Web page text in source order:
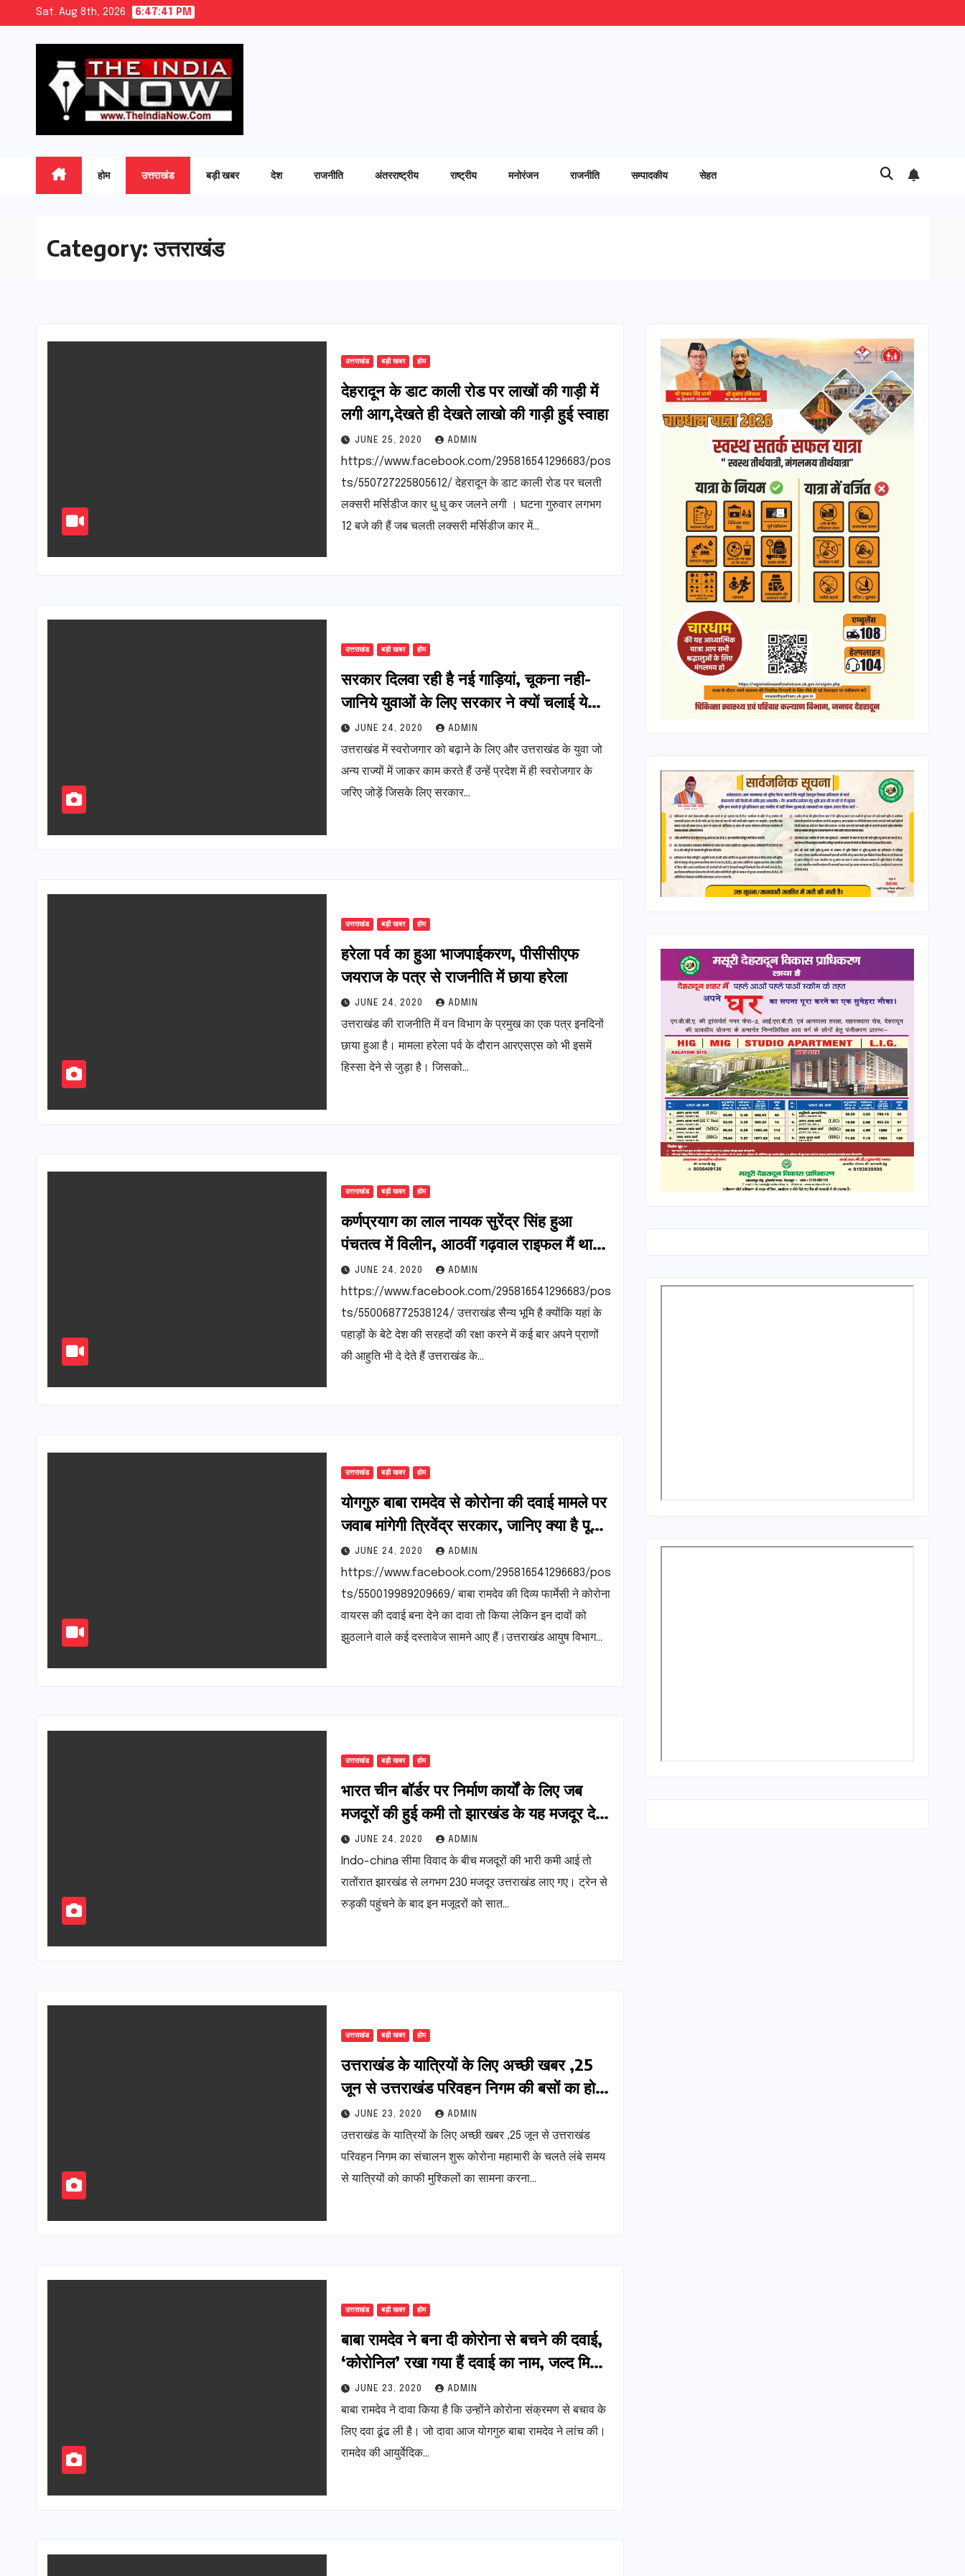
Sat. Aug 8th, 2026 6:47:42 PM
होम उत्तराखंड बड़ी खबर देश राजनीति अंतरराष्ट्रीय राष्ट्रीय मनोरंजन राजनीति सम्पादकीय सेहत
Category:उत्तराखंड
उत्तराखंड बड़ी खबर होम
देहरादून के डाट काली रोड पर लाखों की गाड़ी में
लगी आग,देखते ही देखते लाखो की गाड़ी हुई स्वाहा
JUNE 25, 2020 ADMIN
https://www.facebook.com/295816541296683/pos
ts/550727225805612/ देहरादून के डाट काली रोड पर चलती
लक्सरी मर्सिडीज कार धु धु कर जलने लगी । घटना गुरुवार लगभग
12 बजे की हैं जब चलती लक्सरी मर्सिडीज कार में…
उत्तराखंड बड़ी खबर होम
सरकार दिलवा रही है नई गाड़ियां, चूकना नही-
जानिये युवाओं के लिए सरकार ने क्यों चलाई ये
योजना
JUNE 24, 2020 ADMIN
उत्तराखंड में स्वरोजगार को बढ़ाने के लिए और उत्तराखंड के युवा जो
अन्य राज्यों में जाकर काम करते हैं उन्हें प्रदेश में ही स्वरोजगार के
जरिए जोड़ें जिसके लिए सरकार…
उत्तराखंड बड़ी खबर होम
हरेला पर्व का हुआ भाजपाईकरण, पीसीसीएफ
जयराज के पत्र से राजनीति में छाया हरेला
JUNE 24, 2020 ADMIN
उत्तराखंड की राजनीति में वन विभाग के प्रमुख का एक पत्र इनदिनों
छाया हुआ है। मामला हरेला पर्व के दौरान आरएसएस को भी इसमें
हिस्सा देने से जुड़ा है। जिसको…
उत्तराखंड बड़ी खबर होम
कर्णप्रयाग का लाल नायक सुरेंद्र सिंह हुआ
पंचतत्व में विलीन, आठवीं गढ़वाल राइफल मैं था
तैनात शहीद सुरेंद्र सिंह।
JUNE 24, 2020 ADMIN
https://www.facebook.com/295816541296683/pos
ts/550068772538124/ उत्तराखंड सैन्य भूमि है क्योंकि यहां के
पहाड़ों के बेटे देश की सरहदों की रक्षा करने में कई बार अपने प्राणों
की आहुति भी दे देते हैं उत्तराखंड के…
उत्तराखंड बड़ी खबर होम
योगगुरु बाबा रामदेव से कोरोना की दवाई मामले पर
जवाब मांगेगी त्रिवेंद्र सरकार, जानिए क्या है पूरा
मामला
JUNE 24, 2020 ADMIN
https://www.facebook.com/295816541296683/pos
ts/550019989209669/ बाबा रामदेव की दिव्य फार्मेसी ने कोरोना
वायरस की दवाई बना देने का दावा तो किया लेकिन इन दावों को
झुठलाने वाले कई दस्तावेज सामने आए हैं।उत्तराखंड आयुष विभाग…
उत्तराखंड बड़ी खबर होम
भारत चीन बॉर्डर पर निर्माण कार्यों के लिए जब
मजदूरों की हुई कमी तो झारखंड के यह मजदूर देश
के रक्षा के लिए घर छोड़ आये बॉर्डर पर निर्माण कार्य
करने, देखिए क्या है पूरा मामला
JUNE 24, 2020 ADMIN
Indo-china सीमा विवाद के बीच मजदूरों की भारी कमी आई तो
रातोंरात झारखंड से लगभग 230 मजदूर उत्तराखंड लाए गए। ट्रेन से
रुड़की पहुंचने के बाद इन मजूदरों को सात…
उत्तराखंड बड़ी खबर होम
उत्तराखंड के यात्रियों के लिए अच्छी खबर ,25
जून से उत्तराखंड परिवहन निगम की बसों का होगा
संचालन शुरू
JUNE 23, 2020 ADMIN
उत्तराखंड के यात्रियों के लिए अच्छी खबर ,25 जून से उत्तराखंड
परिवहन निगम का संचालन शुरू कोरोना महामारी के चलते लंबे समय
से यात्रियों को काफी मुश्किलों का सामना करना…
उत्तराखंड बड़ी खबर होम
बाबा रामदेव ने बना दी कोरोना से बचने की दवाई,
‘कोरोनिल’ रखा गया हैं दवाई का नाम, जल्द मिलने
लगेगी मार्केट में यह दवाई
JUNE 23, 2020 ADMIN
बाबा रामदेव ने दावा किया है कि उन्होंने कोरोना संक्रमण से बचाव के
लिए दवा ढूंढ ली है। जो दावा आज योगगुरु बाबा रामदेव ने लांच की।
रामदेव की आयुर्वेदिक…